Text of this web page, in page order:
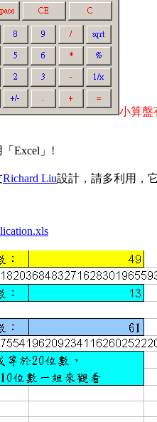
小算盤
「Excel」!
Richard Liu設計，請多利用，